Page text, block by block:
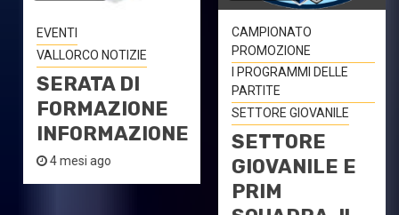
EVENTI
VALLORCO NOTIZIE
SERATA DI
FORMAZIONE
INFORMAZIONE
4 mesi ago
CAMPIONATO
PROMOZIONE
I PROGRAMMI DELLE
PARTITE
SETTORE GIOVANILE
SETTORE
GIOVANILE E
PRIM